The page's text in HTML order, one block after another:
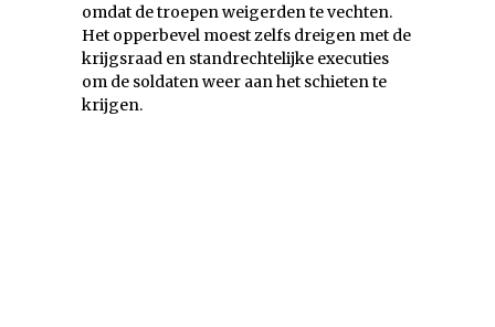
omdat de troepen weigerden te vechten.
Het opperbevel moest zelfs dreigen met de
krijgsraad en standrechtelijke executies
om de soldaten weer aan het schieten te
krijgen.